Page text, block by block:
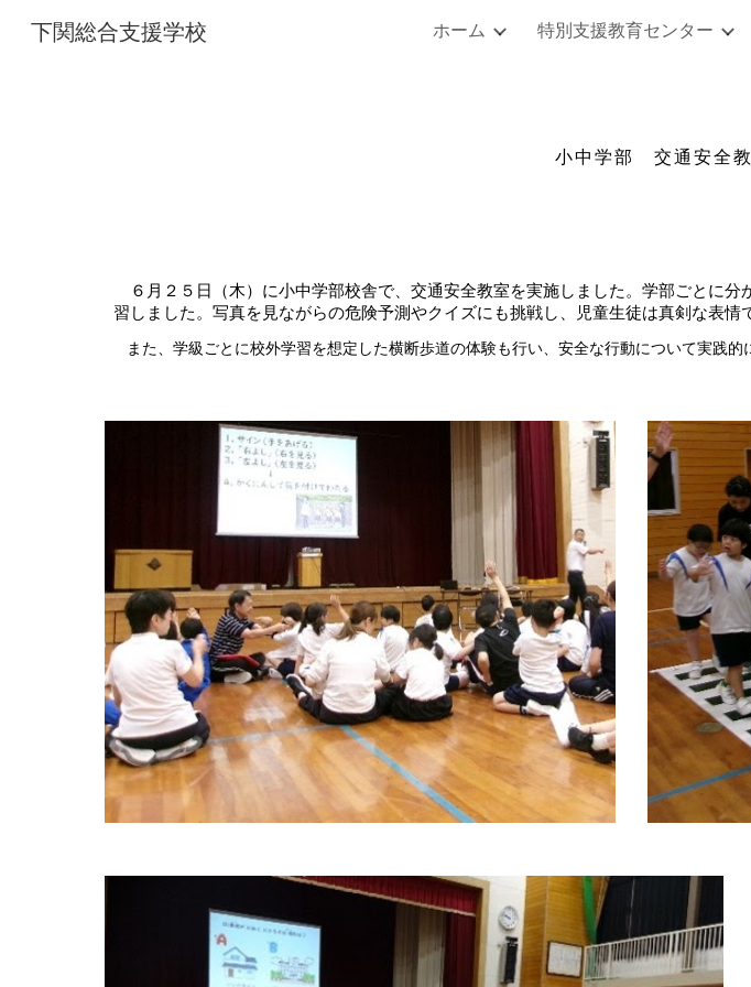
Skip to main content
下関総合支援学校 ホーム 特別支援教育センター
小中学部 交通安全
６月２５日（木）に小中学部校舎で、交通安全教室を実施しました。学部ごとに
習しました。写真を見ながらの危険予測やクイズにも挑戦し、児童生徒は真剣な表情
また、学級ごとに校外学習を想定した横断歩道の体験も行い、安全な行動について実践的